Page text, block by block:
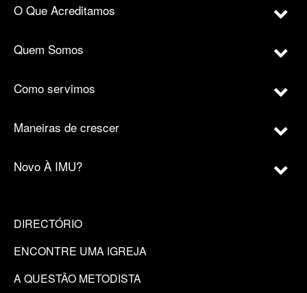
O Que Acreditamos
Quem Somos
Como servimos
Maneiras de crescer
Novo À IMU?
DIRECTÓRIO
ENCONTRE UMA IGREJA
A QUESTÃO METODISTA